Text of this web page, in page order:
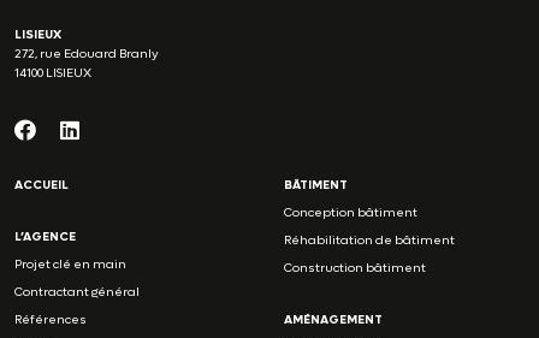
LISIEUX
272, rue Edouard Branly
14100 LISIEUX
ACCUEIL
L’AGENCE
Projet clé en main
Contractant général
Références
BÂTIMENT
Conception bâtiment
Réhabilitation de bâtiment
Construction bâtiment
AMÉNAGEMENT